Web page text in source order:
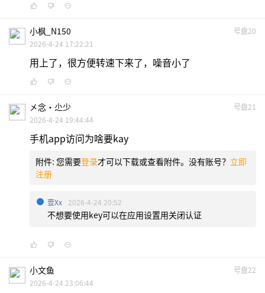
号盘20
小枫_N150
2026-4-24 17:22:21
用上了，很方便转速下来了，噪音小了
号盘21
㐅念·尐少
2026-4-24 19:44:44
手机app访问为啥要kay
附件: 您需要登录才可以下载或查看附件。没有账号？ 立即
注册
壹xx 2026-4-24 20:52
不想要使用key可以在应用设置用关闭认证
号盘22
小文鱼
2026-4-24 23:06:44